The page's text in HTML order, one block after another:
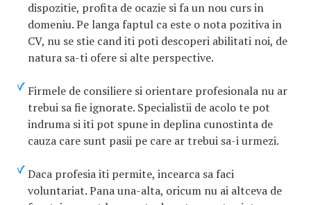
dispozitie, profita de ocazie si fa un nou curs in
domeniu. Pe langa faptul ca este o nota pozitiva in
CV, nu se stie cand iti poti descoperi abilitati noi, de
natura sa-ti ofere si alte perspective.
Firmele de consiliere si orientare profesionala nu ar
trebui sa fie ignorate. Specialistii de acolo te pot
indruma si iti pot spune in deplina cunostinta de
cauza care sunt pasii pe care ar trebui sa-i urmezi.
Daca profesia iti permite, incearca sa faci
voluntariat. Pana una-alta, oricum nu ai altceva de